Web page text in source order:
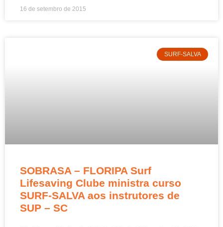
16 de setembro de 2015
SURF-SALVA
SOBRASA – FLORIPA Surf
Lifesaving Clube ministra curso
SURF-SALVA aos instrutores de
SUP – SC